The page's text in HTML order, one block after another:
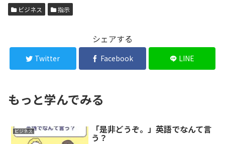
ビジネス 指示
シェアする
Twitter Facebook LINE
もっと学んでみる
ビジネス 「是非どうぞ。」英語でなんて言
う？